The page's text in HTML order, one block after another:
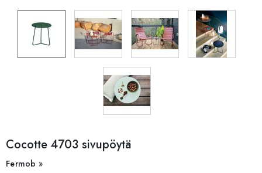
Cocotte 4703 sivupöytä
Fermob »